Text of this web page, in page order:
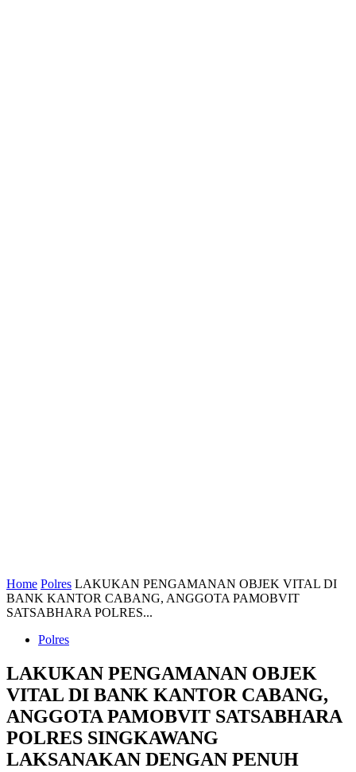
Home Polres LAKUKAN PENGAMANAN OBJEK VITAL DI
BANK KANTOR CABANG, ANGGOTA PAMOBVIT
SATSABHARA POLRES...
Polres
LAKUKAN PENGAMANAN OBJEK
VITAL DI BANK KANTOR CABANG,
ANGGOTA PAMOBVIT SATSABHARA
POLRES SINGKAWANG
LAKSANAKAN DENGAN PENUH